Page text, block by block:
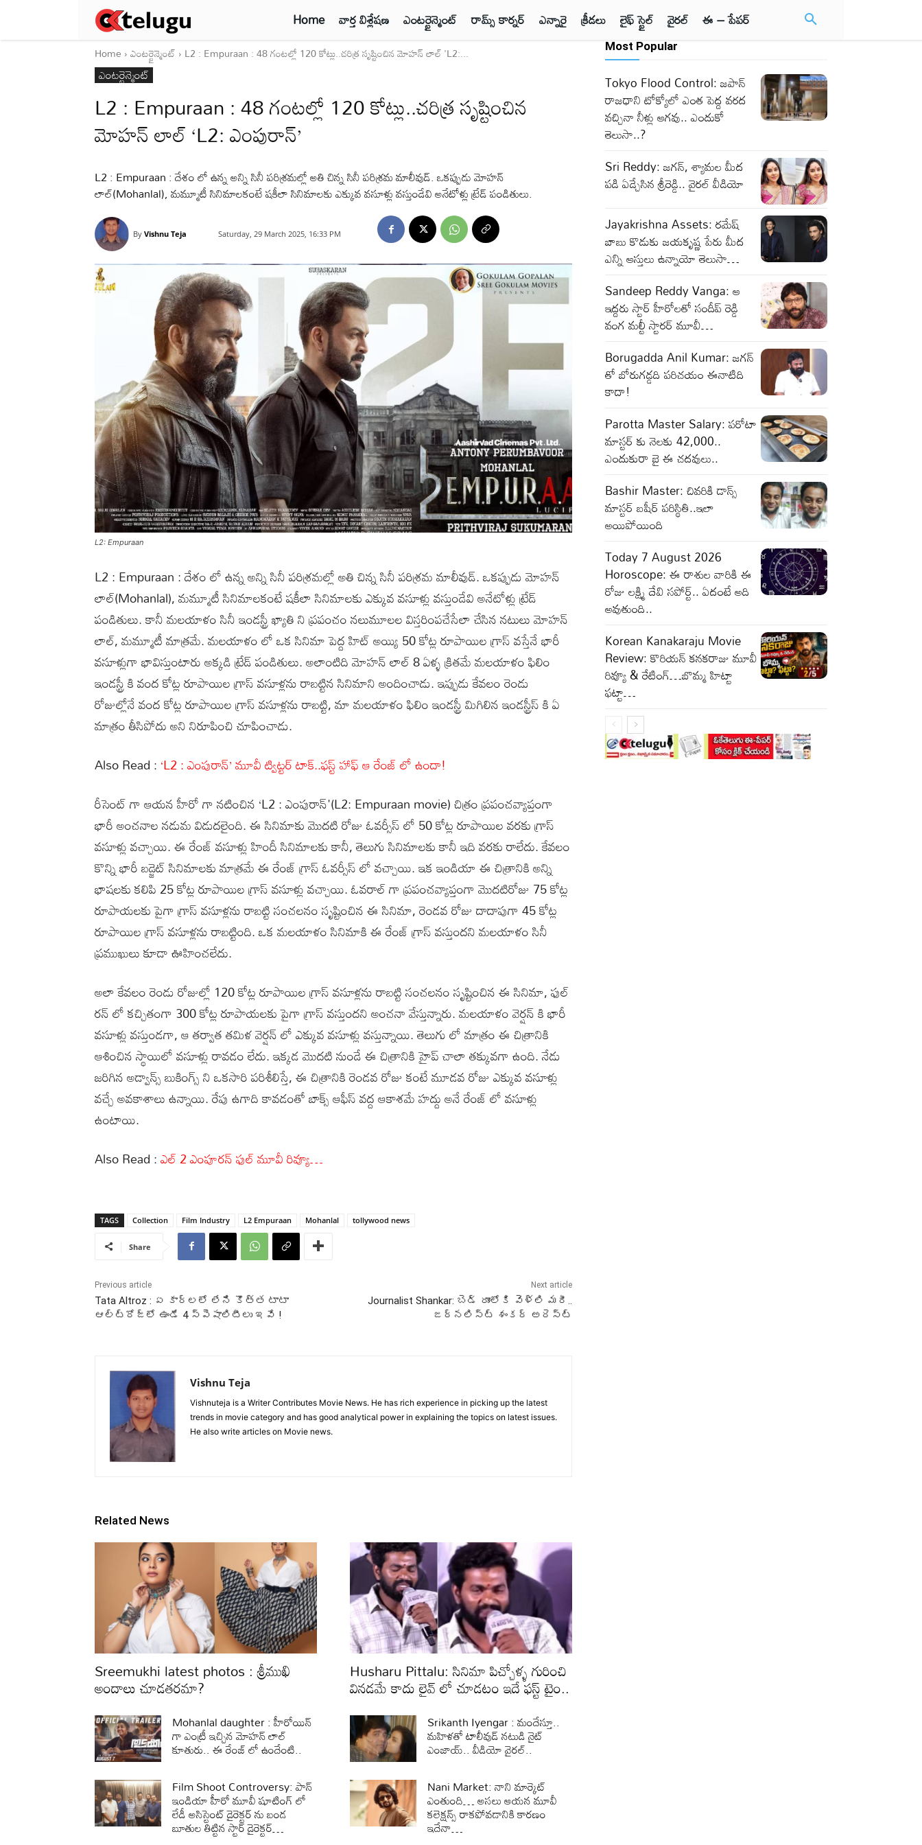
Home వార్త విశ్లేషణ ఎంటర్టైన్మెంట్ రామ్స్ కార్నర్ ఎన్నారై క్రీడలు లైఫ్ స్టైల్ వైరల్ ఈ – పేపర్
Home ఎంటర్టైన్మెంట్ L2 : Empuraan : 48 గంటల్లో 120 కోట్లు..చరిత్ర సృష్టించిన మోహన్ లాల్ 'L2:...
ఎంటర్టైన్మెంట్
L2 : Empuraan : 48 గంటల్లో 120 కోట్లు..చరిత్ర సృష్టించిన
మోహన్ లాల్ ‘L2: ఎంపురాన్’
L2 : Empuraan : దేశం లో ఉన్న అన్ని సినీ పరిశ్రమల్లో అతి చిన్న సినీ పరిశ్రమ మాలీవుడ్. ఒకప్పుడు మోహన్
లాల్(Mohanlal), మమ్మూటీ సినిమాలకంటే షకీలా సినిమాలకు ఎక్కువ వసూళ్లు వస్తుండేవి అనేటోళ్లు ట్రేడ్ పండితులు.
By Vishnu Teja Saturday, 29 March 2025, 16:33 PM
L2: Empuraan
L2 : Empuraan : దేశం లో ఉన్న అన్ని సినీ పరిశ్రమల్లో అతి చిన్న సినీ పరిశ్రమ మాలీవుడ్. ఒకప్పుడు మోహన్
లాల్(Mohanlal), మమ్మూటీ సినిమాలకంటే షకీలా సినిమాలకు ఎక్కువ వసూళ్లు వస్తుండేవి అనేటోళ్లు ట్రేడ్
పండితులు. కానీ మలయాళం సినీ ఇండస్ట్రీ ఖ్యాతి ని ప్రపంచం నలుమూలల విస్తరింపచేసేలా చేసిన నటులు మోహన్
లాల్, మమ్మూటీ మాత్రమే. మలయాళం లో ఒక సినిమా పెద్ద హిట్ అయ్యి 50 కోట్ల రూపాయిల గ్రాస్ వస్తేనే భారీ
వసూళ్లుగా భావిస్తుంటారు అక్కడి ట్రేడ్ పండితులు. అలాంటిది మోహన్ లాల్ 8 ఏళ్ళ క్రితమే మలయాళం ఫిలిం
ఇండస్ట్రీ కి వంద కోట్ల రూపాయిల గ్రాస్ వసూళ్లను రాబట్టిన సినిమాని అందించాడు. ఇప్పుడు కేవలం రెండు
రోజుల్లోనే వంద కోట్ల రూపాయిల గ్రాస్ వసూళ్లను రాబట్టి, మా మలయాళం ఫిలిం ఇండస్ట్రీ మిగిలిన ఇండస్ట్రీస్ కి ఏ
మాత్రం తీసిపోదు అని నిరూపించి చూపించాడు.
Also Read :‘L2 : ఎంపురాన్’ మూవీ ట్విట్టర్ టాక్..ఫస్ట్ హాఫ్ ఆ రేంజ్ లో ఉందా!
రీసెంట్ గా ఆయన హీరో గా నటించిన ‘L2 : ఎంపురాన్'(L2: Empuraan movie) చిత్రం ప్రపంచవ్యాప్తంగా
భారీ అంచనాల నడుమ విడుదలైంది. ఈ సినిమాకు మొదటి రోజు ఓవర్సీస్ లో 50 కోట్ల రూపాయిల వరకు గ్రాస్
వసూళ్లు వచ్చాయి. ఈ రేంజ్ వసూళ్లు హిందీ సినిమాలకు కానీ, తెలుగు సినిమాలకు కానీ ఇది వరకు రాలేదు. కేవలం
కొన్ని భారీ బడ్జెట్ సినిమాలకు మాత్రమే ఈ రేంజ్ గ్రాస్ ఓవర్సీస్ లో వచ్చాయి. ఇక ఇండియా ఈ చిత్రానికి అన్ని
భాషలకు కలిపి 25 కోట్ల రూపాయిల గ్రాస్ వసూళ్లు వచ్చాయి. ఓవరాల్ గా ప్రపంచవ్యాప్తంగా మొదటిరోజు 75 కోట్ల
రూపాయలకు పైగా గ్రాస్ వసూళ్లను రాబట్టి సంచలనం సృష్టించిన ఈ సినిమా, రెండవ రోజు దాదాపుగా 45 కోట్ల
రూపాయిల గ్రాస్ వసూళ్లను రాబట్టింది. ఒక మలయాళం సినిమాకి ఈ రేంజ్ గ్రాస్ వస్తుందని మలయాళం సినీ
ప్రముఖులు కూడా ఊహించలేదు.
అలా కేవలం రెండు రోజుల్లో 120 కోట్ల రూపాయిల గ్రాస్ వసూళ్లను రాబట్టి సంచలనం సృష్టించిన ఈ సినిమా, ఫుల్
రన్ లో కచ్చితంగా 300 కోట్ల రూపాయలకు పైగా గ్రాస్ వస్తుందని అంచనా వేస్తున్నారు. మలయాళం వెర్షన్ కి భారీ
వసూళ్లు వస్తుండగా, ఆ తర్వాత తమిళ వెర్షన్ లో ఎక్కువ వసూళ్లు వస్తున్నాయి. తెలుగు లో మాత్రం ఈ చిత్రానికి
ఆశించిన స్థాయిలో వసూళ్లు రావడం లేదు. ఇక్కడ మొదటి నుండే ఈ చిత్రానికి హైప్ చాలా తక్కువగా ఉంది. నేడు
జరిగిన అడ్వాన్స్ బుకింగ్స్ ని ఒకసారి పరిశీలిస్తే, ఈ చిత్రానికి రెండవ రోజు కంటే మూడవ రోజు ఎక్కువ వసూళ్లు
వచ్చే అవకాశాలు ఉన్నాయి. రేపు ఉగాది కావడంతో బాక్స్ ఆఫీస్ వద్ద ఆకాశమే హద్దు అనే రేంజ్ లో వసూళ్లు
ఉంటాయి.
Also Read :ఎల్ 2 ఎంపూరన్ ఫుల్ మూవీ రివ్యూ…
TAGS Collection Film Industry L2 Empuraan Mohanlal tollywood news
Share
Previous article
Tata Altroz : ఏ కార్లలో లేని కొత్త టాటా
ఆల్ట్రోజ్‌లో ఉండే 4 స్పెషాలిటీలు ఇవే !
Next article
Journalist Shankar: బెడ్‌ రూంలోకి వెళ్లి మరీ..
జర్నలిస్ట్‌ శంకర్‌ అరెస్ట్‌
Vishnu Teja
Vishnuteja is a Writer Contributes Movie News. He has rich experience in picking up the latest
trends in movie category and has good analytical power in explaining the topics on latest issues.
He also write articles on Movie news.
Related News
Sreemukhi latest photos : శ్రీముఖి
అందాలు చూడతరమా?
Husharu Pittalu: సినిమా పిచ్చోళ్ళ గురించి
వినడమే కాదు లైవ్ లో చూడటం ఇదే ఫస్ట్ టైం..
Mohanlal daughter : హీరోయిన్
గా ఎంట్రీ ఇచ్చిన మోహన్ లాల్
కూతురు.. ఈ రేంజ్ లో ఉందేంటి..
Srikanth Iyengar : మందేస్తూ..
మహిళతో టాలీవుడ్ నటుడి నైట్
ఎంజాయ్.. వీడియో వైరల్..
Film Shoot Controversy: పాన్
ఇండియా హీరో మూవీ షూటింగ్ లో
లేడీ అసిస్టెంట్ డైరెక్టర్ ను బండ
బూతుల తిట్టిన స్టార్ డైరెక్టర్…
Nani Market: నాని మార్కెట్
ఎంతుంది… అసలు ఆయన మూవీ
కలెక్షన్స్ రాకపోవడానికి కారణం
ఇదేనా…
Most Popular
Tokyo Flood Control: జపాన్
రాజధాని టోక్యోలో ఎంత పెద్ద వరద
వచ్చినా నీళ్లు ఆగవు.. ఎందుకో
తెలుసా..?
Sri Reddy: జగన్, శ్యామల మీద
పడి ఏడ్చేసిన శ్రీరెడ్డి.. వైరల్ వీడియో
Jayakrishna Assets: రమేష్
బాబు కొడుకు జయకృష్ణ పేరు మీద
ఎన్ని ఆస్తులు ఉన్నాయో తెలుసా…
Sandeep Reddy Vanga: ఆ
ఇద్దరు స్టార్ హీరోలతో సందీప్ రెడ్డి
వంగ మల్టీ స్టారర్ మూవీ…
Borugadda Anil Kumar: జగన్
తో బోరుగడ్డది పరిచయం ఈనాటిది
కాదా!
Parotta Master Salary: పరోటా
మాస్టర్ కు నెలకు 42,000..
ఎందుకురా బై ఈ చదవులు..
Bashir Master: చివరికి డాన్స్
మాస్టర్ బషీర్ పరిస్థితి..ఇలా
అయిపోయింది
Today 7 August 2026
Horoscope: ఈ రాశుల వారికి ఈ
రోజు లక్ష్మి దేవి సపోర్ట్.. ఏదంటే అది
అవుతుంది..
Korean Kanakaraju Movie
Review: కొరియన్ కనకరాజు మూవీ
రివ్యూ & రేటింగ్…బొమ్మ హిట్టా
ఫట్టా…